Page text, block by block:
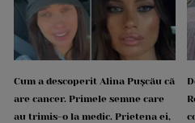
Cum a descoperit Alina Pușcău că
are cancer. Primele semne care
au trimis-o la medic. Prietena ei,